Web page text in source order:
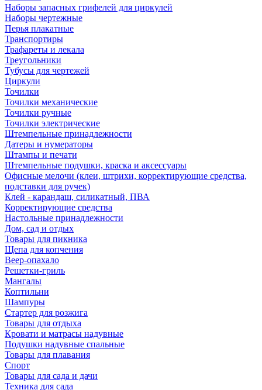
Наборы запасных грифелей для циркулей
Наборы чертежные
Перья плакатные
Транспортиры
Трафареты и лекала
Треугольники
Тубусы для чертежей
Циркули
Точилки
Точилки механические
Точилки ручные
Точилки электрические
Штемпельные принадлежности
Датеры и нумераторы
Штампы и печати
Штемпельные подушки, краска и аксессуары
Офисные мелочи (клеи, штрихи, корректирующие средства,
подставки для ручек)
Клей - карандаш, силикатный, ПВА
Корректирующие средства
Настольные принадлежности
Дом, сад и отдых
Товары для пикника
Щепа для копчения
Веер-опахало
Решетки-гриль
Мангалы
Коптильни
Шампуры
Стартер для розжига
Товары для отдыха
Кровати и матрасы надувные
Подушки надувные спальные
Товары для плавания
Спорт
Товары для сада и дачи
Техника для сада